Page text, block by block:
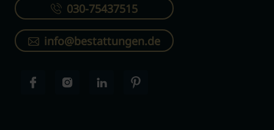
030-75437515
info@bestattungen.de